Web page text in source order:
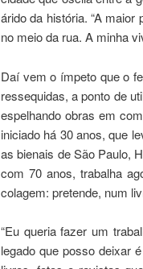
árido da história. “A
no meio da rua. A minha
Daí vem o ímpeto que o
ressequidas, a ponto de
espelhando obras em
iniciado há 30 anos, que
as bienais de São Paulo,
com 70 anos, trabalha
colagem: pretende, num
“Eu queria fazer um
legado que posso deixar